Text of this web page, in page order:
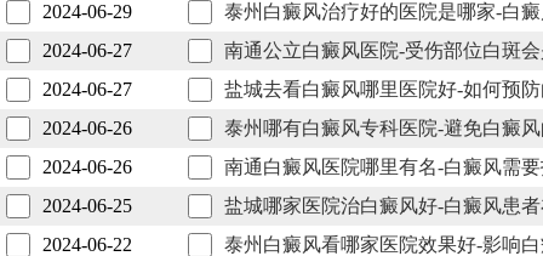
2024-06-29
泰州白癜风治疗好的医院是哪家-白
2024-06-27
南通公立白癜风医院-受伤部位白斑
2024-06-27
盐城去看白癜风哪里医院好-如何预
2024-06-26
泰州哪有白癜风专科医院-避免白癜
2024-06-26
南通白癜风医院哪里有名-白癜风需
2024-06-25
盐城哪家医院治白癜风好-白癜风患
2024-06-22
泰州白癜风看哪家医院效果好-影响